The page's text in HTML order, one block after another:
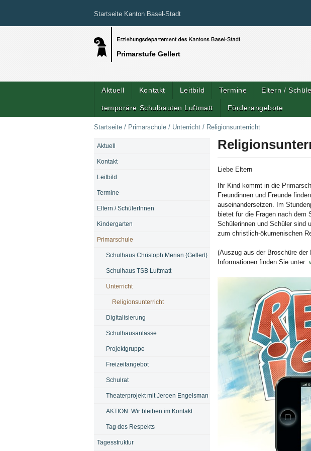
Startseite Kanton Basel-Stadt
Primarstufe Gellert
Aktuell Kontakt Leitbild Termine Eltern /
temporäre Schulbauten Luftmatt Förderangebote
Startseite / Primarschule / Unterricht / Religionsunterricht
Liebe Eltern
Ihr Kind kommt in die
Freundinnen und Freunde
auseinandersetzen. Im
bietet für die Fragen nach dem
Schülerinnen und Schüler sind
zum christlich-ökumenischen
(Auszug aus der Broschüre
Informationen finden Sie unter:
NAVIGATION
Aktuell
Kontakt
Leitbild
Termine
Eltern / SchülerInnen
Kindergarten
Primarschule
Schulhaus Christoph Merian (Gellert)
Schulhaus TSB Luftmatt
Unterricht
Religionsunterricht
Digitalisierung
Schulhausanlässe
Projektgruppe
Freizeitangebot
Schulrat
Theaterprojekt mit Jeroen Engelsman
AKTION: Wir bleiben im Kontakt ...
Tag des Respekts
Tagesstruktur